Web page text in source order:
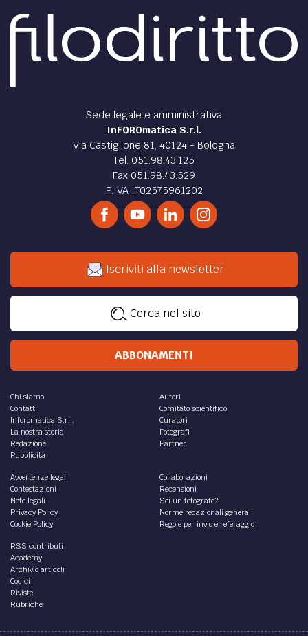
Sede legale e amministrativa
InFOROmatica S.r.l.
Via Castiglione 81, 40124 - Bologna
Tel. 051.98.43.125
Fax 051.98.43.529
P.IVA IT02575961202
Iscriviti alla newsletter
Cerca nel sito
ABBONAMENTI
Chi siamo
Contatti
Inforomatica S.r.l.
La nostra storia
Redazione
Pubblicità
Autori
Comitato scientifico
Curatori
Fotografi
Partner
Avvertenze legali
Contestazioni
Note legali
Privacy Policy
Cookie Policy
Collaborazioni
Recensioni
Sei un fotografo?
Norme redazionali generali
Regole per invio e referaggio
RSS contributi
Academy
Archivio articoli
Codici
Riviste
Rubriche